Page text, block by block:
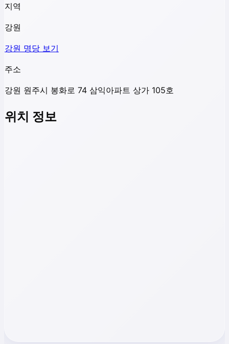
지역
강원
강원 명당 보기
주소
강원 원주시 봉화로 74 삼익아파트 상가 105호
위치 정보